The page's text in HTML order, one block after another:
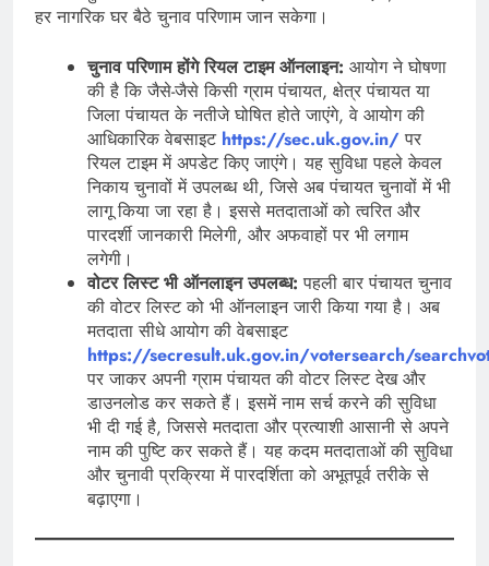
हर नागरिक घर बैठे चुनाव परिणाम जान सकेगा।
चुनाव परिणाम होंगे रियल टाइम ऑनलाइन: आयोग ने घोषणा
की है कि जैसे-जैसे किसी ग्राम पंचायत, क्षेत्र पंचायत या
जिला पंचायत के नतीजे घोषित होते जाएंगे, वे आयोग की
आधिकारिक वेबसाइट https://sec.uk.gov.in/पर
रियल टाइम में अपडेट किए जाएंगे। यह सुविधा पहले केवल
निकाय चुनावों में उपलब्ध थी, जिसे अब पंचायत चुनावों में भी
लागू किया जा रहा है। इससे मतदाताओं को त्वरित और
पारदर्शी जानकारी मिलेगी, और अफवाहों पर भी लगाम
लगेगी।
वोटर लिस्ट भी ऑनलाइन उपलब्ध: पहली बार पंचायत चुनाव
की वोटर लिस्ट को भी ऑनलाइन जारी किया गया है। अब
मतदाता सीधे आयोग की वेबसाइट
https://secresult.uk.gov.in/votersearch/
पर जाकर अपनी ग्राम पंचायत की वोटर लिस्ट देख और
डाउनलोड कर सकते हैं। इसमें नाम सर्च करने की सुविधा
भी दी गई है, जिससे मतदाता और प्रत्याशी आसानी से अपने
नाम की पुष्टि कर सकते हैं। यह कदम मतदाताओं की सुविधा
और चुनावी प्रक्रिया में पारदर्शिता को अभूतपूर्व तरीके से
बढ़ाएगा।